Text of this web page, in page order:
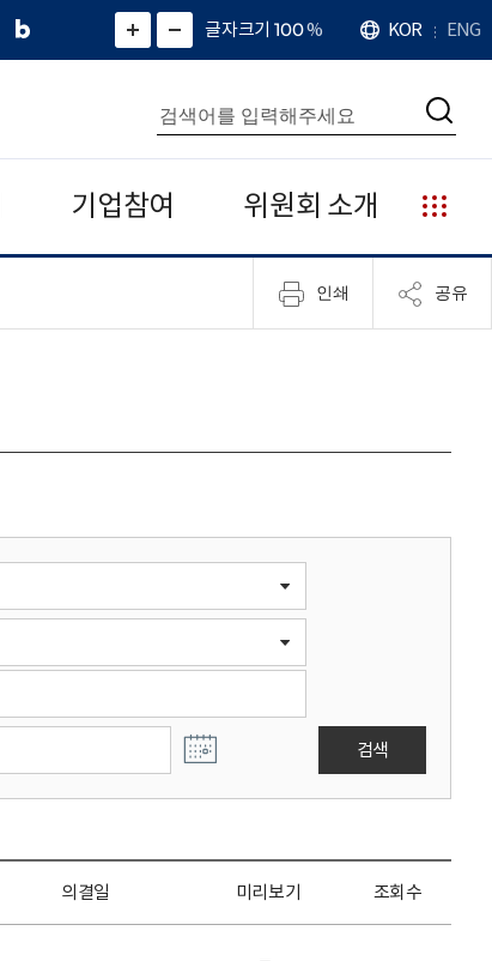
네
그
)
화
면
면
소
확
대
치
글자크기 100%
언
어
KOR ENG
통
합
검
색
검
기업참여 위원회 소개
누
리
집
안
인쇄 공유
검색
의결일 미리보기 조회수